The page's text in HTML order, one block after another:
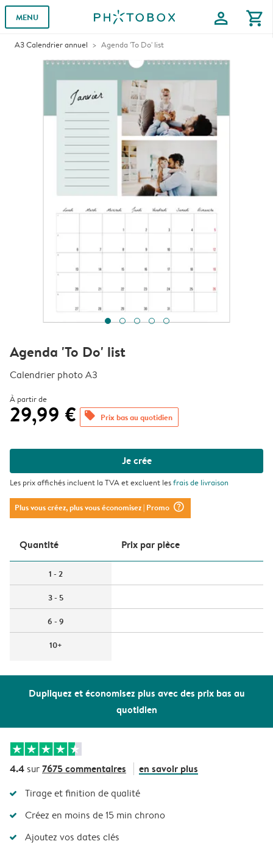
MENU profile shopping_cart
A3 Calendrier annuel Agenda 'To Do' list
Dupliquez et économisez plus avec des prix bas au
quotidien
Agenda 'To Do' list
Calendrier photo A3
À partir de
29,99 € offers Prix bas au quotidien
Je crée
Les prix affichés incluent la TVA et excluent lesfrais de livraison
Plus vous créez, plus vous économisez| Promo question_mark_circle
Quantité Prix ​​par pièce
1 - 2
3 - 5
6 - 9
10+
4.4 sur7675 commentaires en savoir plus
Tirage et finition de qualité
Créez en moins de 15 min chrono
Ajoutez vos dates clés